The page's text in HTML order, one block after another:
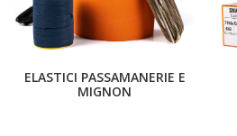
ELASTICI PASSAMANERIE E
MIGNON